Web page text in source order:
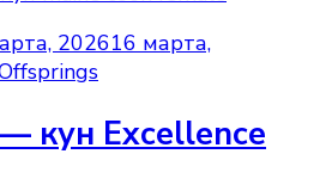
202616 марта,
кун Excellence